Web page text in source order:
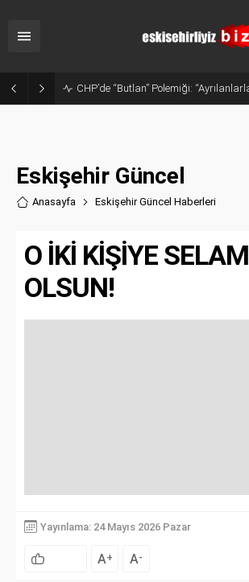
Eskişehir Güncel
Anasayfa Eskişehir Güncel Haberleri
O İKİ KİŞİYE SELAM
OLSUN!
Yayınlama: 24 Mayıs 2026 Pazar
A+ A-